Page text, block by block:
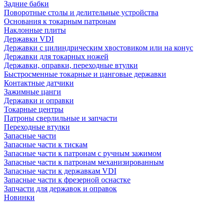
Задние бабки
Поворотные столы и делительные устройства
Основания к токарным патронам
Наклонные плиты
Державки VDI
Державки с цилиндрическим хвостовиком или на конус
Державки для токарных ножей
Державки, оправки, переходные втулки
Быстросменные токарные и цанговые державки
Контактные датчики
Зажимные цанги
Державки и оправки
Токарные центры
Патроны сверлильные и запчасти
Переходные втулки
Запасные части
Запасные части к тискам
Запасные части к патронам с ручным зажимом
Запасные части к патронам механизированным
Запасные части к державкам VDI
Запасные части к фрезерной оснастке
Запчасти для державок и оправок
Новинки